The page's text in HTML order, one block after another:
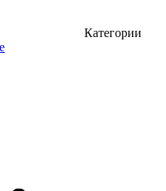
Категории